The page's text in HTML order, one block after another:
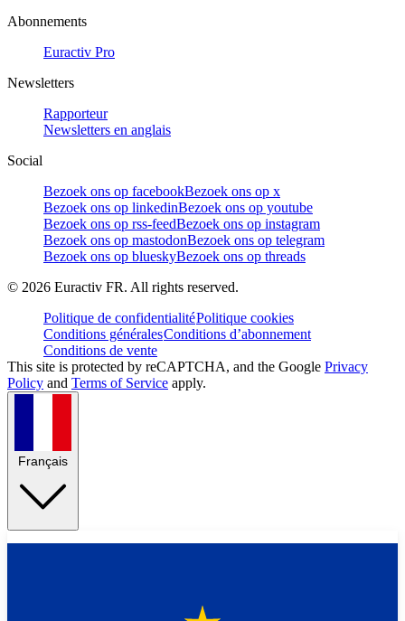
Abonnements
Euractiv Pro
Newsletters
Rapporteur
Newsletters en anglais
Social
Bezoek ons op facebookBezoek ons op x
Bezoek ons op linkedinBezoek ons op youtube
Bezoek ons op rss-feedBezoek ons op instagram
Bezoek ons op mastodonBezoek ons op telegram
Bezoek ons op blueskyBezoek ons op threads
© 2026 Euractiv FR. All rights reserved.
Politique de confidentialitéPolitique cookies
Conditions généralesConditions d’abonnement
Conditions de vente
This site is protected by reCAPTCHA, and the Google Privacy
Policy and Terms of Service apply.
Français